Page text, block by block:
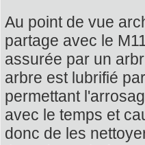
Au point de vue
partage avec le
assurée par un
arbre est lubrifié
permettant
avec le temps et
donc de les